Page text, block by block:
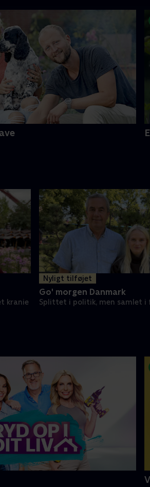
kranie
Nyligt tilføjet
Go' morgen Danmark
Splittet i politik, men samlet i